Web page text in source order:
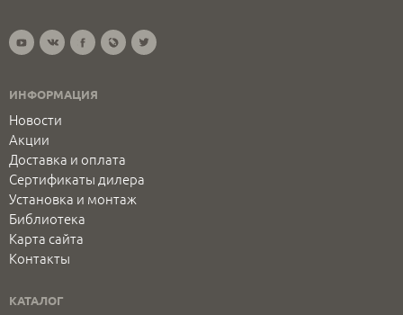
ИНФОРМАЦИЯ
Новости
Акции
Доставка и оплата
Сертификаты дилера
Установка и монтаж
Библиотека
Карта сайта
Контакты
КАТАЛОГ